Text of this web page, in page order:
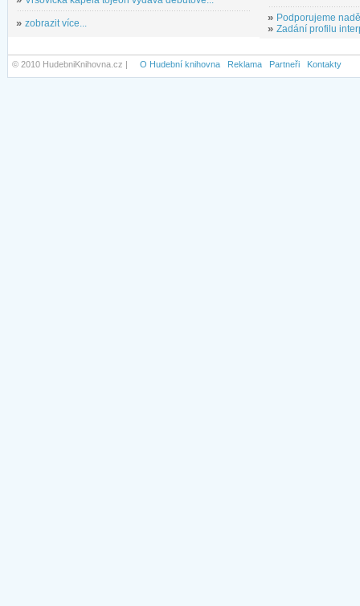
» zobrazit více... » Podporujeme
» Zadání profilu
© 2010 HudebniKnihovna.cz | O Hudební knihovna Reklama Partneři Kontakty